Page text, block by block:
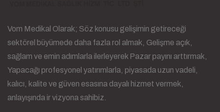
Vom Medikal Olarak; Söz konusu gelişimin getireceği
sektörel büyümede daha fazla rol almak, Gelişme açık,
sağlam ve emin adımlarla ilerleyerek Pazar payını arttırmak,
Yapacağı profesyonel yatırımlarla, piyasada uzun vadeli,
kalıcı, kalite ve güven esasına dayalı hizmet vermek,
anlayışında ir vizyona sahibiz.